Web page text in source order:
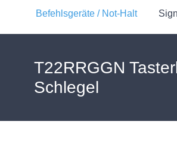
Befehlsgeräte / Not-Halt
T22RRGGN
Schlegel